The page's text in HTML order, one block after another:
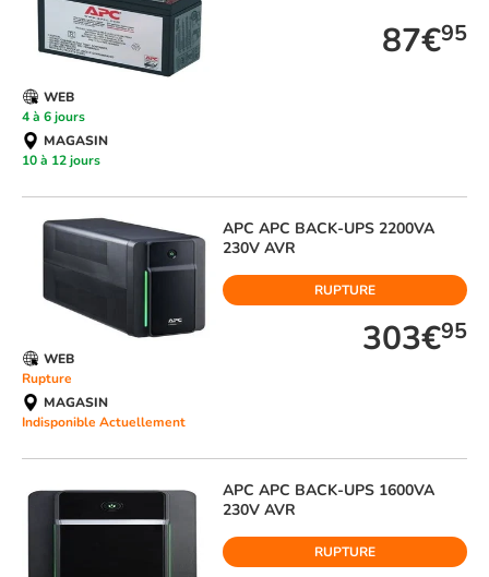
87€95
WEB
4 à 6 jours
MAGASIN
10 à 12 jours
APC APC BACK-UPS 2200VA
230V AVR
RUPTURE
303€95
WEB
Rupture
MAGASIN
Indisponible Actuellement
APC APC BACK-UPS 1600VA
230V AVR
RUPTURE